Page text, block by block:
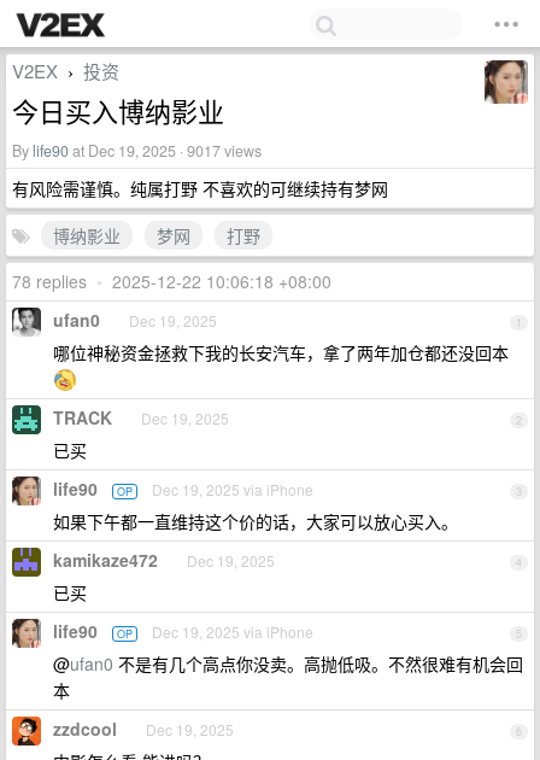
V2EX › 投资
今日买入博纳影业
By life90at Dec 19, 2025 · 9017 views
有风险需谨慎。纯属打野 不喜欢的可继续持有梦网
博纳影业
梦网
打野
78 replies • 2025-12-22 10:06:18 +08:00
1
ufan0 Dec 19, 2025
哪位神秘资金拯救下我的长安汽车，拿了两年加仓都还没回本
2
TRACK Dec 19, 2025
已买
3
life90 OP Dec 19, 2025 via iPhone
如果下午都一直维持这个价的话，大家可以放心买入。
4
kamikaze472 Dec 19, 2025
已买
5
life90 OP Dec 19, 2025 via iPhone
@ufan0 不是有几个高点你没卖。高抛低吸。不然很难有机会回
本
6
zzdcool Dec 19, 2025